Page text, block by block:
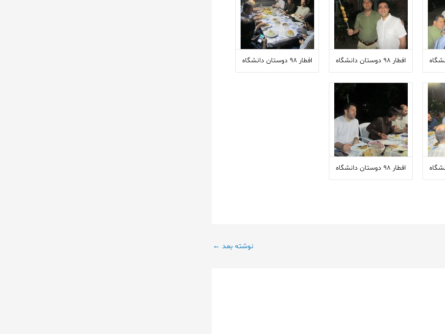
افطار ۹۸ دوستان دانشگاه افطار ۹۸ دوستان دانشگاه
افطار ۹۸ دوستان دانشگاه
نوشته بعد ←